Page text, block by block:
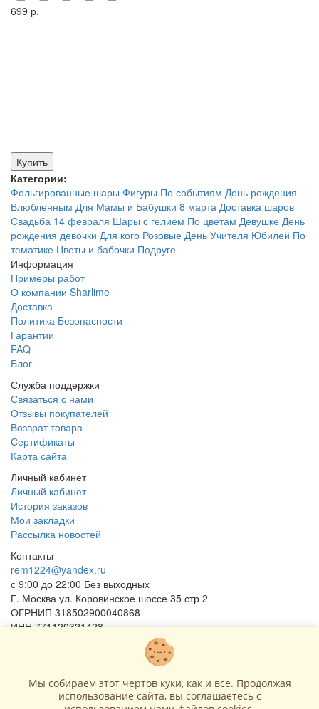
699 р.
Купить
Категории:
Фольгированные шары Фигуры По событиям День рождения
Влюбленным Для Мамы и Бабушки 8 марта Доставка шаров
Свадьба 14 февраля Шары с гелием По цветам Девушке День
рождения девочки Для кого Розовые День Учителя Юбилей По
тематике Цветы и бабочки Подруге
Информация
Примеры работ
О компании Sharlime
Доставка
Политика Безопасности
Гарантии
FAQ
Блог
Служба поддержки
Связаться с нами
Отзывы покупателей
Возврат товара
Сертификаты
Карта сайта
Личный кабинет
Личный кабинет
История заказов
Мои закладки
Рассылка новостей
Контакты
rem1224@yandex.ru
с 9:00 до 22:00 Без выходных
Г. Москва ул. Коровинское шоссе 35 стр 2
ОГРНИП 318502900040868
ИНН 771120321428
(с) 2015 - 2026 “SharLime”, копирование контента запрещено и
преследуется законом!
Мы собираем этот чертов куки, как и все. Продолжая
использование сайта, вы соглашаетесь c